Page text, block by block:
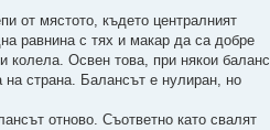
от мястото, където централният
равнина с тях и макар да са добре
колела. Освен това, при някои баланс
страна. Балансът е нулиран, но
отново. Съответно като свалят